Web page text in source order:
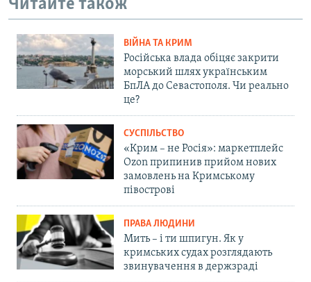
Читайте також
ВІЙНА ТА КРИМ
Російська влада обіцяє закрити
морський шлях українським
БпЛА до Севастополя. Чи реально
це?
СУСПІЛЬСТВО
«Крим – не Росія»: маркетплейс
Ozon припинив прийом нових
замовлень на Кримському
півострові
ПРАВА ЛЮДИНИ
Мить – і ти шпигун. Як у
кримських судах розглядають
звинувачення в держзраді